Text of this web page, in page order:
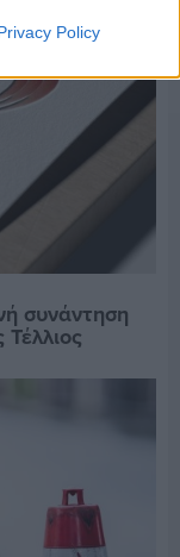
Policy
συνάντηση